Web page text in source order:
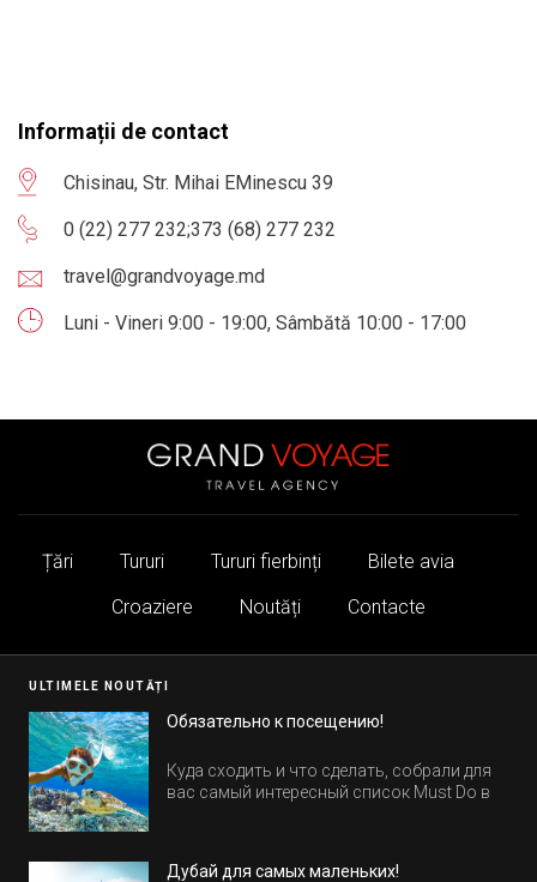
Informații de contact
Chisinau, Str. Mihai EMinescu 39
0 (22) 277 232;373 (68) 277 232
travel@grandvoyage.md
Luni - Vineri 9:00 - 19:00, Sâmbătă 10:00 - 17:00
Țări Tururi Tururi fierbinți
Bilete avia
Croaziere
Noutăți Contacte
ULTIMELE NOUTĂȚI
Обязательно к посещению!
Куда сходить и что сделать, собрали для
вас самый интересный список Must Do в
Дубай для самых маленьких!